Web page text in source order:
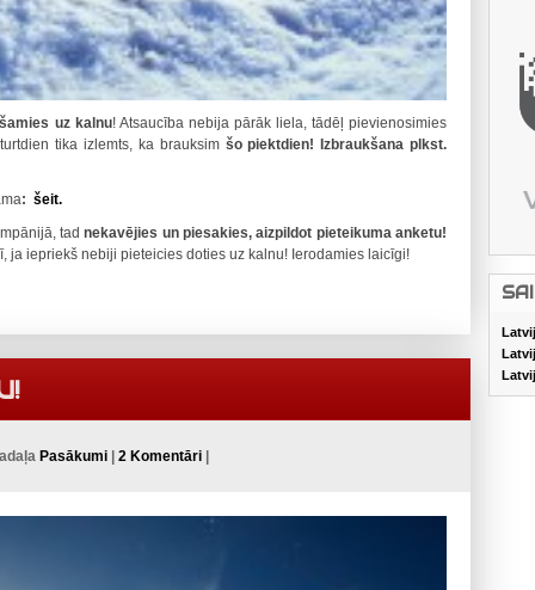
uz kalnu! Atsaucība nebija pārāk liela, tādēļ pievienosimies
tika izlemts, ka brauksim šo piektdien! Izbraukšana plkst.
: šeit.
tadnekavējies un piesakies, aizpildot pieteikuma anketu!
ja iepriekš nebiji pieteicies doties uz kalnu! Ierodamies laicīgi!
Pasākumi 2 Komentāri